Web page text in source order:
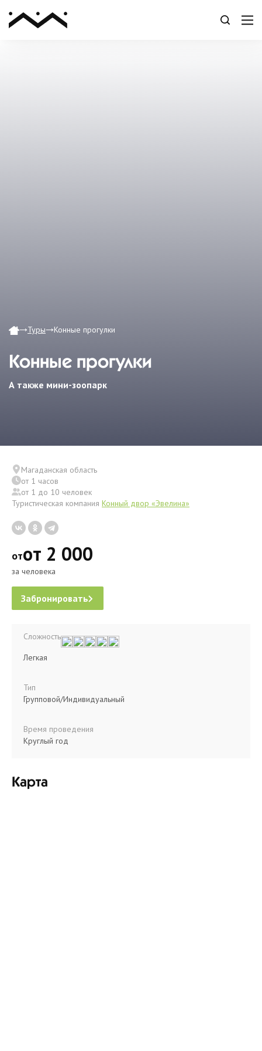
Туры Конные прогулки
Конные прогулки
А также мини-зоопарк
Магаданская область
от 1 часов
от 1 до 10 человек
Туристическая компания Конный двор «Эвелина»
отот 2 000
за человека
Забронировать
Сложность
Легкая
Тип
Групповой/Индивидуальный
Время проведения
Круглый год
Карта